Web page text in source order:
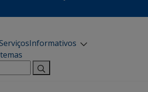
Informativos